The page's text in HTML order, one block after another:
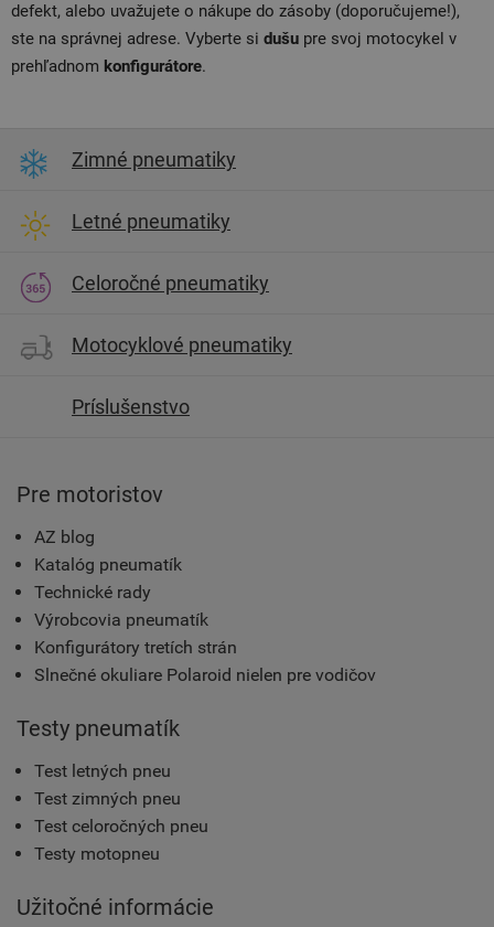
defekt, alebo uvažujete o nákupe do zásoby (doporučujeme!),
ste na správnej adrese. Vyberte si dušu pre svoj motocykel v
prehľadnom konfigurátore.
Zimné pneumatiky
Letné pneumatiky
Celoročné pneumatiky
Motocyklové pneumatiky
Príslušenstvo
Pre motoristov
AZ blog
Katalóg pneumatík
Technické rady
Výrobcovia pneumatík
Konfigurátory tretích strán
Slnečné okuliare Polaroid nielen pre vodičov
Testy pneumatík
Test letných pneu
Test zimných pneu
Test celoročných pneu
Testy motopneu
Užitočné informácie